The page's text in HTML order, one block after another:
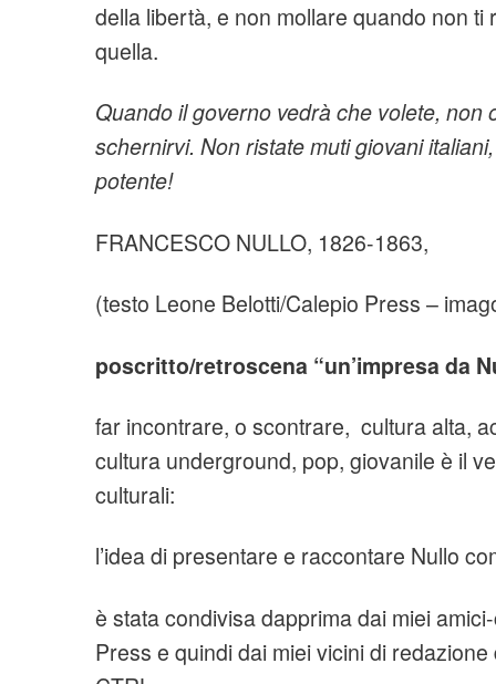
della libertà, e non mollare quando non ti
quella.
Quando il governo vedrà che volete, non
schernirvi. Non ristate muti giovani
potente!
FRANCESCO NULLO, 1826-1863,
(testo Leone Belotti/Calepio Press –
poscritto/retroscena “un’impresa da
far incontrare, o scontrare, cultura alta,
cultura underground, pop, giovanile è il
culturali:
l’idea di presentare e raccontare Nullo
è stata condivisa dapprima dai miei
Press e quindi dai miei vicini di